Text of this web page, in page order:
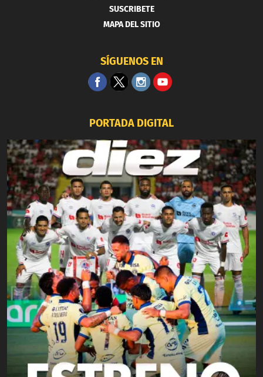
SUSCRIBETE
MAPA DEL SITIO
SÍGUENOS EN
PORTADA DIGITAL